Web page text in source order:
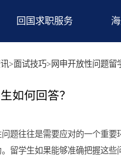
回国求职服务
职资讯>面试技巧>网申开放
学生如何回答？
放性问题往往是需要应对